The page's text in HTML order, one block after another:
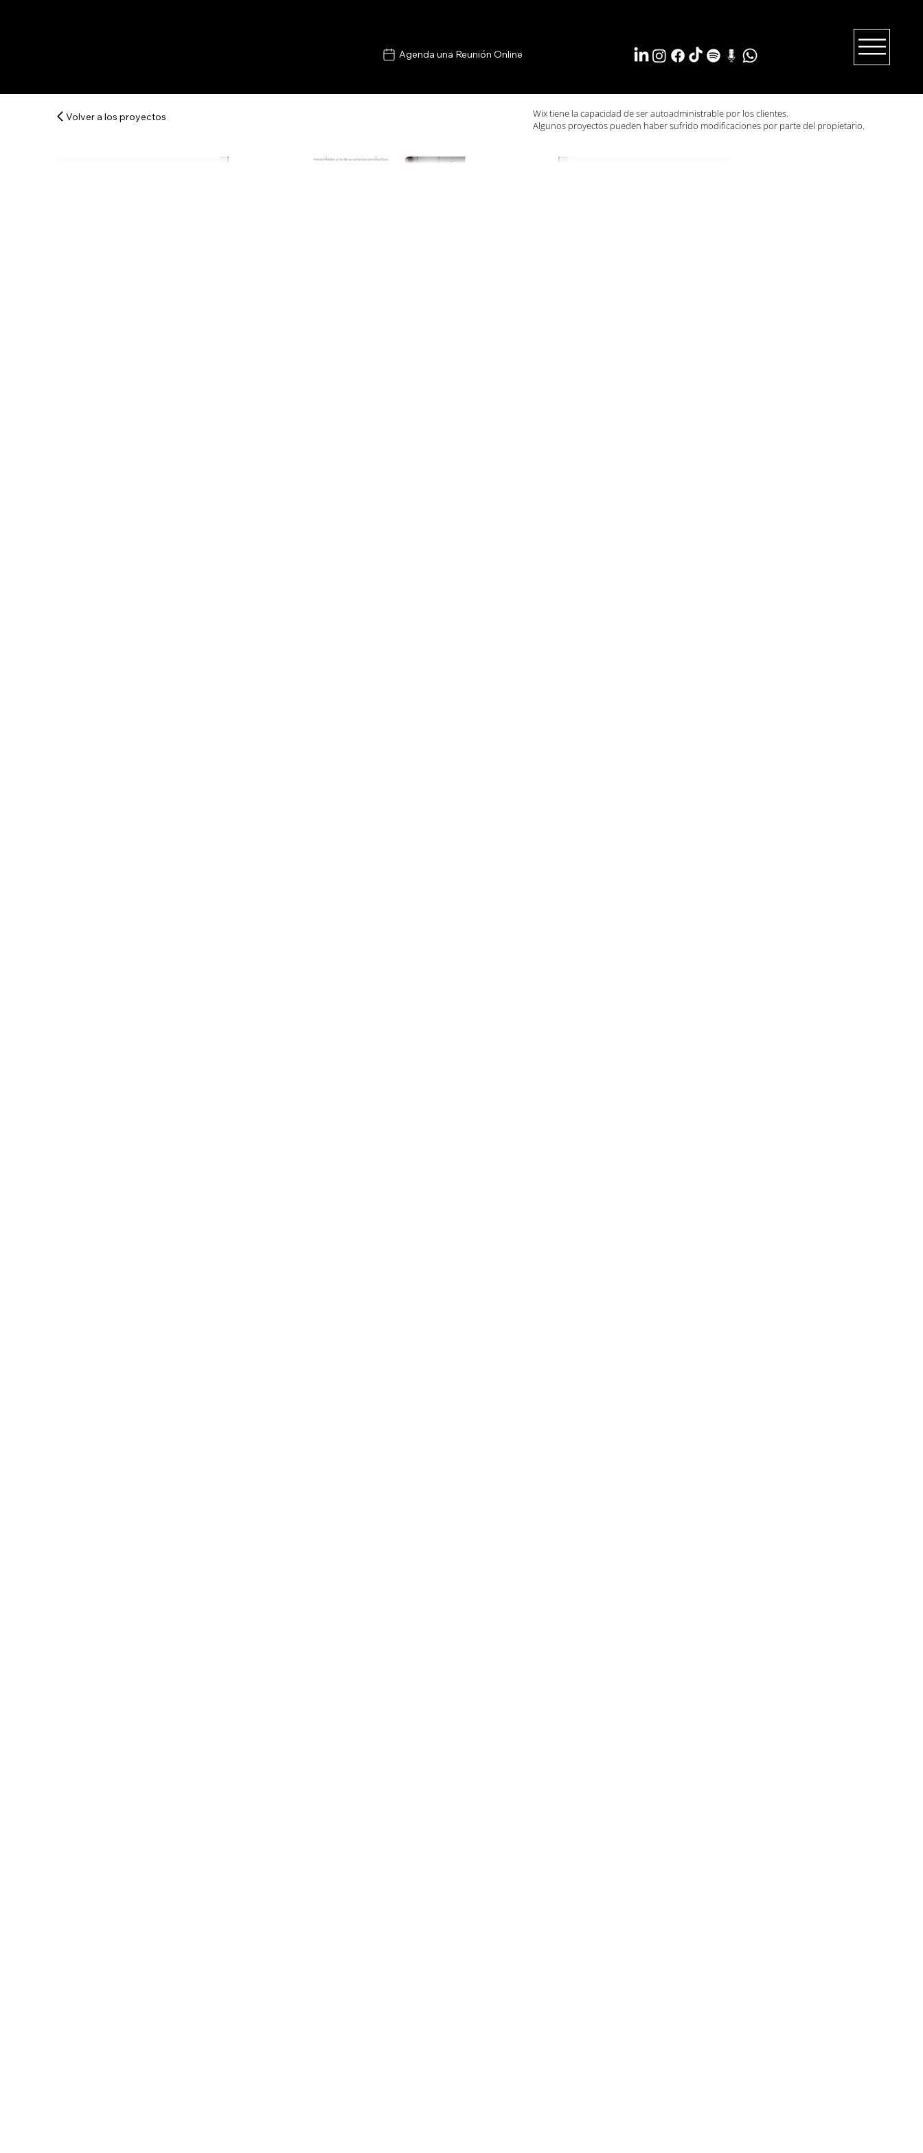
Agenda una Reunión Online
Volver a los proyectos
Wix tiene la capacidad de ser autoadministrable por los clientes.
Algunos proyectos pueden haber sufrido modificaciones por parte del propietario.